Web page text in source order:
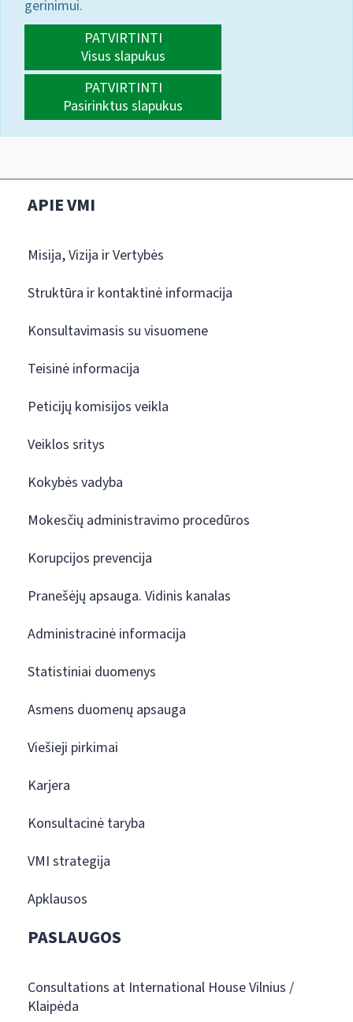
gerinimui.
PATVIRTINTI
Visus slapukus
PATVIRTINTI
Pasirinktus slapukus
APIE VMI
Misija, Vizija ir Vertybės
Struktūra ir kontaktinė informacija
Konsultavimasis su visuomene
Teisinė informacija
Peticijų komisijos veikla
Veiklos sritys
Kokybės vadyba
Mokesčių administravimo procedūros
Korupcijos prevencija
Pranešėjų apsauga. Vidinis kanalas
Administracinė informacija
Statistiniai duomenys
Asmens duomenų apsauga
Viešieji pirkimai
Karjera
Konsultacinė taryba
VMI strategija
Apklausos
PASLAUGOS
Consultations at International House Vilnius /
Klaipėda